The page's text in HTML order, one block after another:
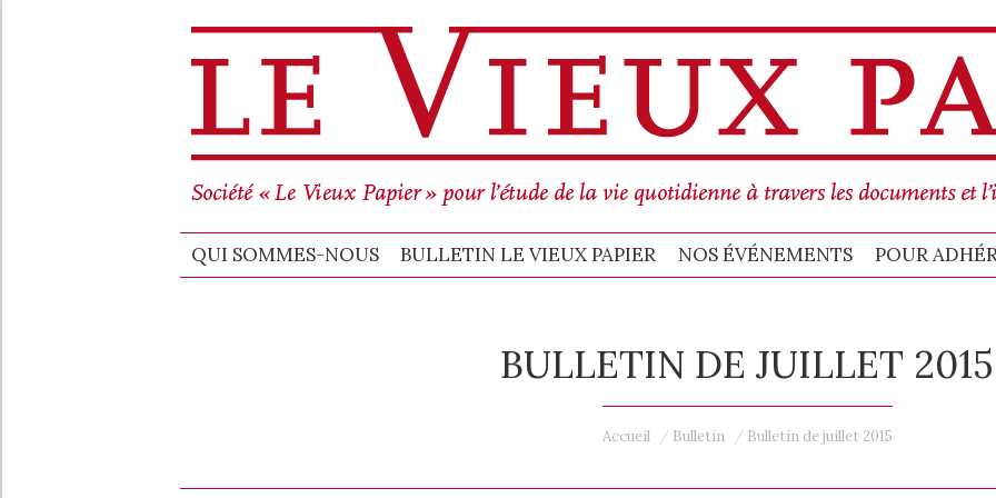
QUI SOMMES-NOUS BULLETIN LE VIEUX PAPIER NOS ÉVÉNEMENTS POUR
BULLETIN DE JUILLET 2015
Vous êtes ici :
Accueil Bulletin Bulletin de juillet 2015
QUI SOMMES-NOUS BULLETIN LE VIEUX PAPIER
POUR ADHÉRER, C’EST ICI !